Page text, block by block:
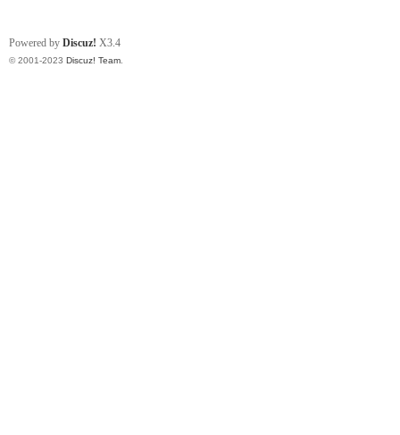
Powered by Discuz! X3.4
© 2001-2023 Discuz! Team